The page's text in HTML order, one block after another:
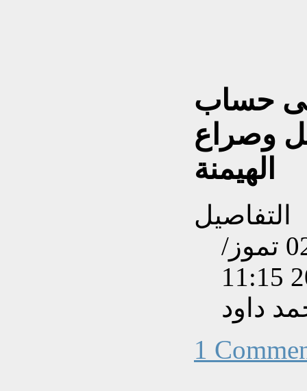
حساب
وصراع
الهيمنة
التفاصيل
تم إنشاءه بتاريخ الأربعاء, 02 تموز/
داود
1